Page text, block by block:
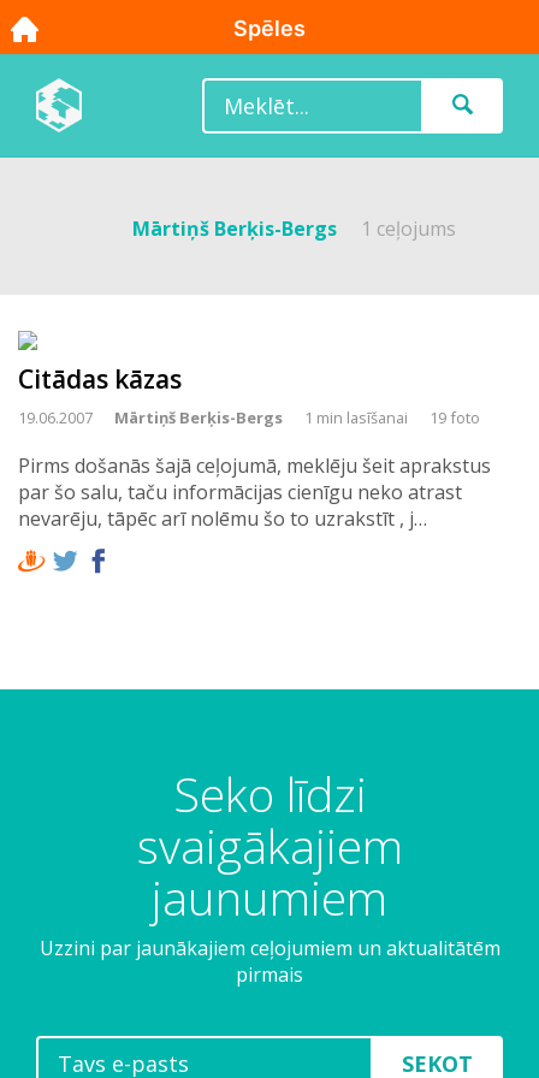
Mārtiņš Berķis-Bergs 1 ceļojums
Citādas kāzas
19.06.2007 Mārtiņš Berķis-Bergs 1 min lasīšanai 19 foto
Pirms došanās šajā ceļojumā, meklēju šeit aprakstus
par šo salu, taču informācijas cienīgu neko atrast
nevarēju, tāpēc arī nolēmu šo to uzrakstīt , j…
Seko līdzi
svaigākajiem
jaunumiem
Uzzini par jaunākajiem ceļojumiem un aktualitātēm
pirmais
SEKOT